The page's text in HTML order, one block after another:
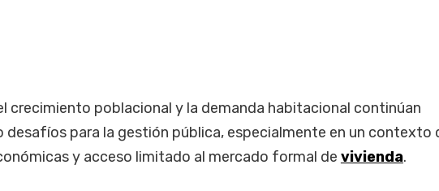
crecimiento poblacional y la demanda habitacional continúan
desafíos para la gestión pública, especialmente en un contexto
y acceso limitado al mercado formal de vivienda.